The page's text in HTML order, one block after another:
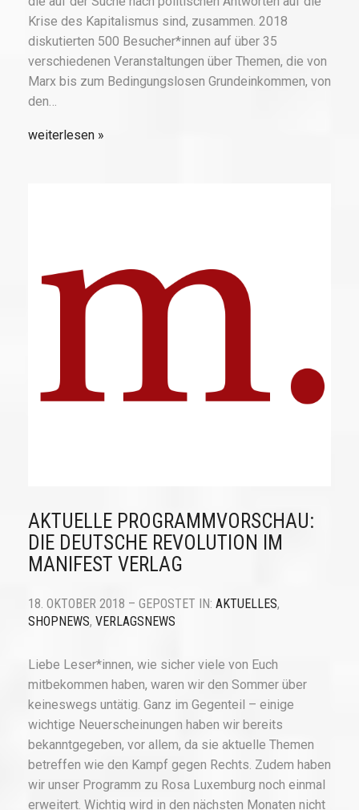
Krise des Kapitalismus sind, zusammen. 2018
diskutierten 500 Besucher*innen auf über 35
verschiedenen Veranstaltungen über Themen, die von
Marx bis zum Bedingungslosen Grundeinkommen, von
den…
weiterlesen
AKTUELLE PROGRAMMVORSCHAU:
DIE DEUTSCHE REVOLUTION IM
MANIFEST VERLAG
18. OKTOBER 2018 – GEPOSTET IN: AKTUELLES,
SHOPNEWS, VERLAGSNEWS
Liebe Leser*innen, wie sicher viele von Euch
mitbekommen haben, waren wir den Sommer über
keineswegs untätig. Ganz im Gegenteil – einige
wichtige Neuerscheinungen haben wir bereits
bekanntgegeben, vor allem, da sie aktuelle Themen
betreffen wie den Kampf gegen Rechts. Zudem haben
wir unser Programm zu Rosa Luxemburg noch einmal
erweitert. Wichtig wird in den nächsten Monaten nicht